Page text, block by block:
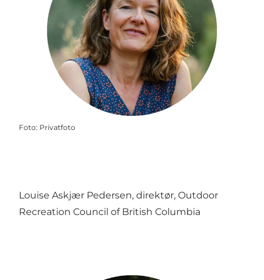
Foto: Privatfoto
Louise Askjær Pedersen, direktør, Outdoor
Recreation Council of British Columbia